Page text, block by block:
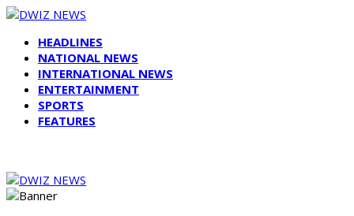
HEADLINES
NATIONAL NEWS
INTERNATIONAL NEWS
ENTERTAINMENT
SPORTS
FEATURES